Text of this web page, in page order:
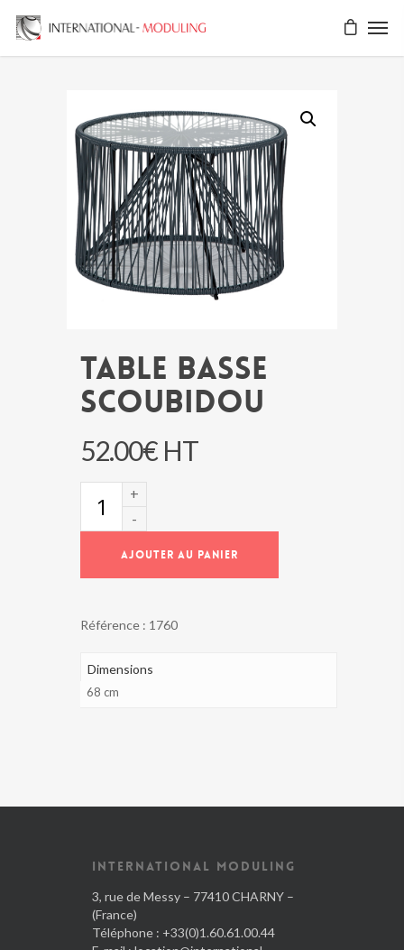
Table basse
SCOUBIDOU
52.00€ HT
SCOUBIDOUAJOUTER AU PANIER
Référence : 1760
Dimensions
68 cm
INTERNATIONAL MODULING
3, rue de Messy – 77410 CHARNY –
(France)
Téléphone : +33(0)1.60.61.00.44